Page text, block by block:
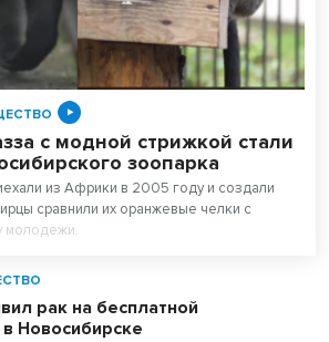
с модной стрижкой стали
зоопарка
из Африки в 2005 году и создали
сравнили их оранжевые челки с
молодежи.
рак на бесплатной
Новосибирске